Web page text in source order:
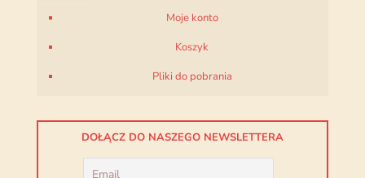
Moje konto
Koszyk
Pliki do pobrania
DOŁĄCZ DO NASZEGO NEWSLETTERA